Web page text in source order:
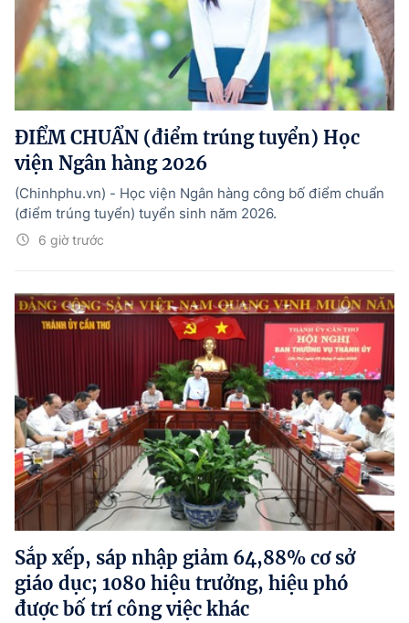
ĐIỂM CHUẨN (điểm trúng tuyển) Học
viện Ngân hàng 2026
6 giờ trước
(Chinhphu.vn) - Học viện Ngân hàng công bố điểm chuẩn
(điểm trúng tuyển) tuyển sinh năm 2026.
Sắp xếp, sáp nhập giảm 64,88% cơ sở
giáo dục; 1080 hiệu trưởng, hiệu phó
được bố trí công việc khác